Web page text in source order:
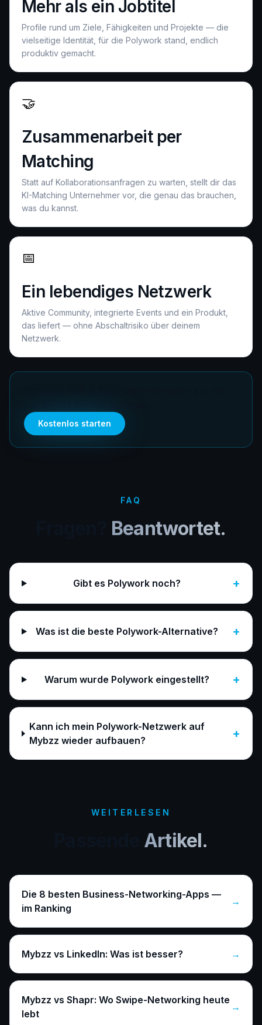
Mehr als ein Jobtitel
Profile rund um Ziele, Fähigkeiten und Projekte — die
vielseitige Identität, für die Polywork stand, endlich
produktiv gemacht.
🤝
Zusammenarbeit per
Matching
Statt auf Kollaborationsanfragen zu warten, stellt dir das
KI-Matching Unternehmer vor, die genau das brauchen,
was du kannst.
📅
Ein lebendiges Netzwerk
Aktive Community, integrierte Events und ein Produkt,
das liefert — ohne Abschaltrisiko über deinem
Netzwerk.
Kostenlos starten
FAQ
Beantwortet.
Gibt es Polywork noch? +
Was ist die beste Polywork-Alternative? +
Warum wurde Polywork eingestellt? +
Kann ich mein Polywork-Netzwerk auf
Mybzz wieder aufbauen?
+
WEITERLESEN
Artikel.
Die 8 besten Business-Networking-Apps —
im Ranking
→
Mybzz vs LinkedIn: Was ist besser? →
Mybzz vs Shapr: Wo Swipe-Networking heute
lebt
→